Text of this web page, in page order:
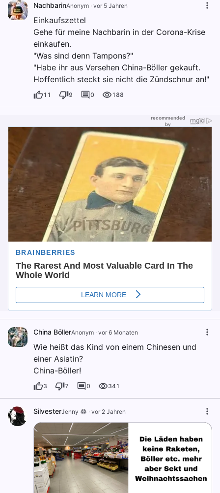
NachbarinAnonym · vor 5 Jahren
Einkaufszettel
Gehe für meine Nachbarin in der Corona-Krise
einkaufen.
"Was sind denn Tampons?"
"Habe ihr aus Versehen China-Böller gekauft.
Hoffentlich steckt sie nicht die Zündschnur an!"
11 9 0 188
China BöllerAnonym · vor 6 Monaten
Wie heißt das Kind von einem Chinesen und
einer Asiatin?
China-Böller!
3 7 0 341
SilvesterJenny 😂 · vor 2 Jahren